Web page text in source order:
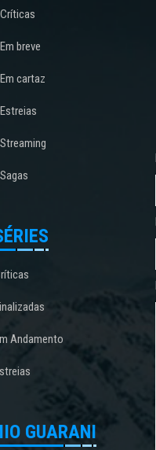
Críticas
Em breve
Em cartaz
Estreias
Streaming
Sagas
Andamento
GUARANI